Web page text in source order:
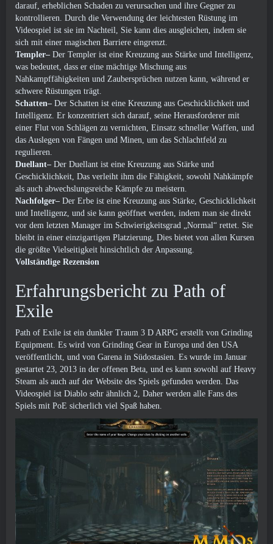
darauf, erheblichen Schaden zu verursachen und ihre Gegner zu
kontrollieren. Durch die Verwendung der leichtesten Rüstung im
Videospiel ist sie im Nachteil, Sie kann dies ausgleichen, indem sie
sich mit einer magischen Barriere eingrenzt.
Templer– Der Templer ist eine Kreuzung aus Stärke und Intelligenz,
was bedeutet, dass er eine mächtige Mischung aus
Nahkampffähigkeiten und Zaubersprüchen nutzen kann, während er
schwere Rüstungen trägt.
Schatten– Der Schatten ist eine Kreuzung aus Geschicklichkeit und
Intelligenz. Er konzentriert sich darauf, seine Herausforderer mit
einer Flut von Schlägen zu vernichten, Einsatz schneller Waffen, und
das Auslegen von Fängen und Minen, um das Schlachtfeld zu
regulieren.
Duellant– Der Duellant ist eine Kreuzung aus Stärke und
Geschicklichkeit, Das verleiht ihm die Fähigkeit, sowohl Nahkämpfe
als auch abwechslungsreiche Kämpfe zu meistern.
Nachfolger– Der Erbe ist eine Kreuzung aus Stärke, Geschicklichkeit
und Intelligenz, und sie kann geöffnet werden, indem man sie direkt
vor dem letzten Manager im Schwierigkeitsgrad „Normal“ rettet. Sie
bleibt in einer einzigartigen Platzierung, Dies bietet von allen Kursen
die größte Vielseitigkeit hinsichtlich der Anpassung.
Vollständige Rezension
Erfahrungsbericht zu Path of
Exile
Path of Exile ist ein dunkler Traum 3 D ARPG erstellt von Grinding
Equipment. Es wird von Grinding Gear in Europa und den USA
veröffentlicht, und von Garena in Südostasien. Es wurde im Januar
gestartet 23, 2013 in der offenen Beta, und es kann sowohl auf Heavy
Steam als auch auf der Website des Spiels gefunden werden. Das
Videospiel ist Diablo sehr ähnlich 2, Daher werden alle Fans des
Spiels mit PoE sicherlich viel Spaß haben.